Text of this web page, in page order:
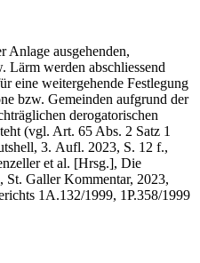
Anlage ausgehenden,
Lärm werden abschliessend
eine weitergehende Festlegung
bzw. Gemeinden aufgrund der
derogatorischen
(vgl. Art. 65 Abs. 2 Satz 1
3. Aufl. 2023, S. 12 f.,
et al. [Hrsg.], Die
St. Galler Kommentar, 2023,
1A.132/1999, 1P.358/1999